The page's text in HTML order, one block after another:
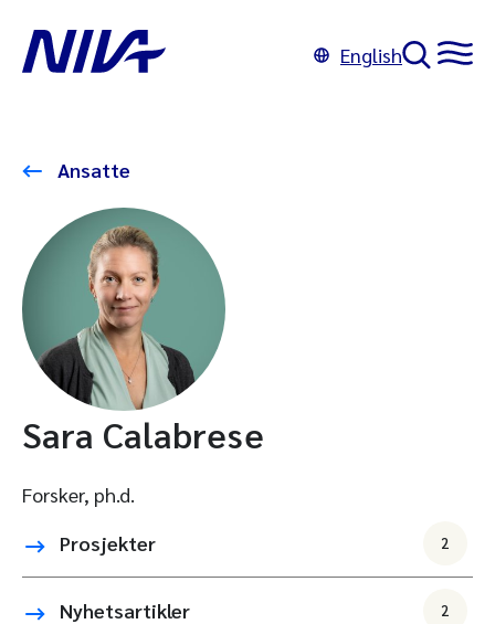
English
Ansatte
Sara Calabrese
Forsker, ph.d.
Prosjekter
2
Nyhetsartikler 2